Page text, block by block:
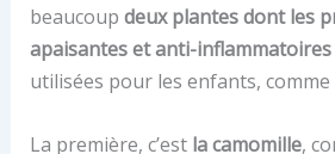
beaucoup deux plantes dont les
apaisantes et anti-inflammatoires
utilisées pour les enfants,
La première, c’estla camomille,